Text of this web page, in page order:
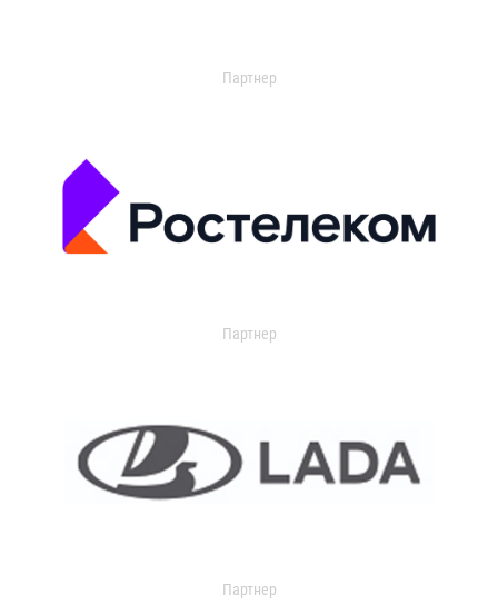
Партнер
Партнер
Партнер